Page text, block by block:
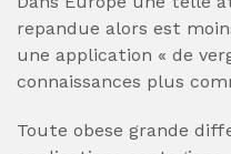
repandue alors est
une application « de
connaissances plus
Toute obese grande